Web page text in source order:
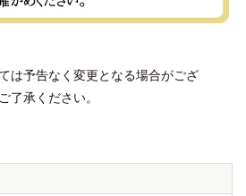
は予告なく変更となる場合がござ
了承ください。